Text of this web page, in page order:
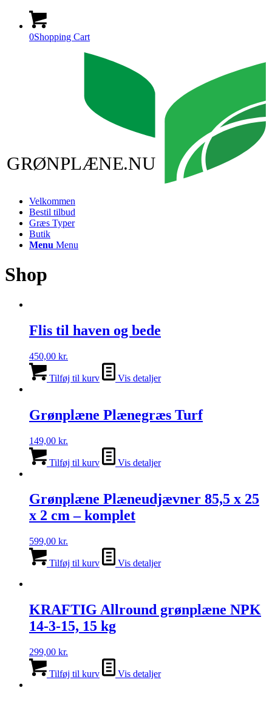
0Shopping Cart
GRØNPLÆNE.NU
Velkommen
Bestil tilbud
Græs Typer
Butik
Menu Menu
Shop
Flis til haven og bede
450,00 kr.
Tilføj til kurv Vis detaljer
Grønplæne Plænegræs Turf
149,00 kr.
Tilføj til kurv Vis detaljer
Grønplæne Plæneudjævner 85,5 x 25
x 2 cm – komplet
599,00 kr.
Tilføj til kurv Vis detaljer
KRAFTIG Allround grønplæne NPK
14-3-15, 15 kg
299,00 kr.
Tilføj til kurv Vis detaljer